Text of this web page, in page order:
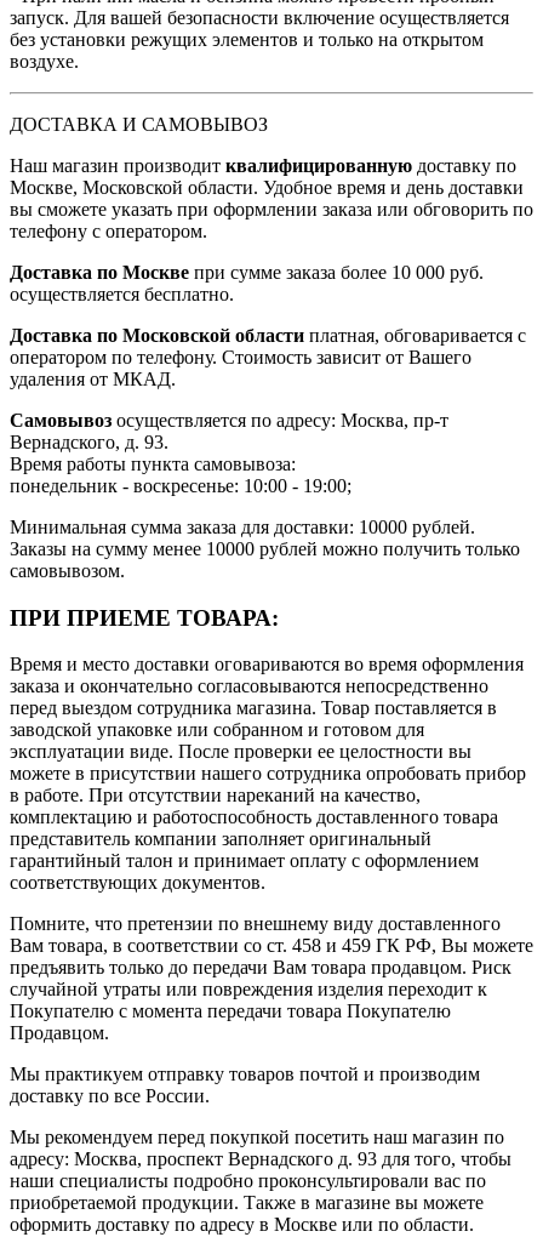
запуск. Для вашей безопасности включение осуществляется
без установки режущих элементов и только на открытом
воздухе.
ДОСТАВКА И САМОВЫВОЗ
Наш магазин производит квалифицированную доставку по
Москве, Московской области. Удобное время и день доставки
вы сможете указать при оформлении заказа или обговорить по
телефону с оператором.
Доставка по Москве при сумме заказа более 10 000 руб.
осуществляется бесплатно.
Доставка по Московской области платная, обговаривается с
оператором по телефону. Стоимость зависит от Вашего
удаления от МКАД.
Самовывоз осуществляется по адресу: Москва, пр-т
Вернадского, д. 93.
Время работы пункта самовывоза:
понедельник - воскресенье: 10:00 - 19:00;
Минимальная сумма заказа для доставки: 10000 рублей.
Заказы на сумму менее 10000 рублей можно получить только
самовывозом.
ПРИ ПРИЕМЕ ТОВАРА:
Время и место доставки оговариваются во время оформления
заказа и окончательно согласовываются непосредственно
перед выездом сотрудника магазина. Товар поставляется в
заводской упаковке или собранном и готовом для
эксплуатации виде. После проверки ее целостности вы
можете в присутствии нашего сотрудника опробовать прибор
в работе. При отсутствии нареканий на качество,
комплектацию и работоспособность доставленного товара
представитель компании заполняет оригинальный
гарантийный талон и принимает оплату с оформлением
соответствующих документов.
Помните, что претензии по внешнему виду доставленного
Вам товара, в соответствии со ст. 458 и 459 ГК РФ, Вы можете
предъявить только до передачи Вам товара продавцом. Риск
случайной утраты или повреждения изделия переходит к
Покупателю с момента передачи товара Покупателю
Продавцом.
Мы практикуем отправку товаров почтой и производим
доставку по все России.
Мы рекомендуем перед покупкой посетить наш магазин по
адресу: Москва, проспект Вернадского д. 93 для того, чтобы
наши специалисты подробно проконсультировали вас по
приобретаемой продукции. Также в магазине вы можете
оформить доставку по адресу в Москве или по области.